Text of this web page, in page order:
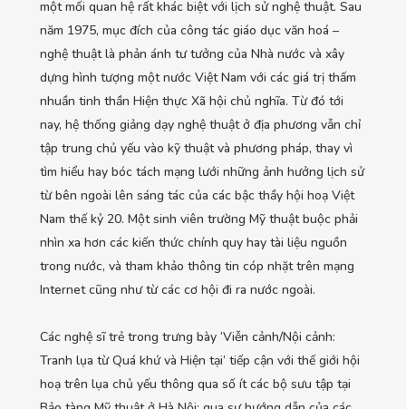
một mối quan hệ rất khác biệt với lịch sử nghệ thuật. Sau
năm 1975, mục đích của công tác giáo dục văn hoá –
nghệ thuật là phản ánh tư tưởng của Nhà nước và xây
dựng hình tượng một nước Việt Nam với các giá trị thấm
nhuần tinh thần Hiện thực Xã hội chủ nghĩa. Từ đó tới
nay, hệ thống giảng dạy nghệ thuật ở địa phương vẫn chỉ
tập trung chủ yếu vào kỹ thuật và phương pháp, thay vì
tìm hiểu hay bóc tách mạng lưới những ảnh hưởng lịch sử
từ bên ngoài lên sáng tác của các bậc thầy hội hoạ Việt
Nam thế kỷ 20. Một sinh viên trường Mỹ thuật buộc phải
nhìn xa hơn các kiến thức chính quy hay tài liệu nguồn
trong nước, và tham khảo thông tin cóp nhặt trên mạng
Internet cũng như từ các cơ hội đi ra nước ngoài.
Các nghệ sĩ trẻ trong trưng bày ‘Viễn cảnh/Nội cảnh:
Tranh lụa từ Quá khứ và Hiện tại’ tiếp cận với thế giới hội
hoạ trên lụa chủ yếu thông qua số ít các bộ sưu tập tại